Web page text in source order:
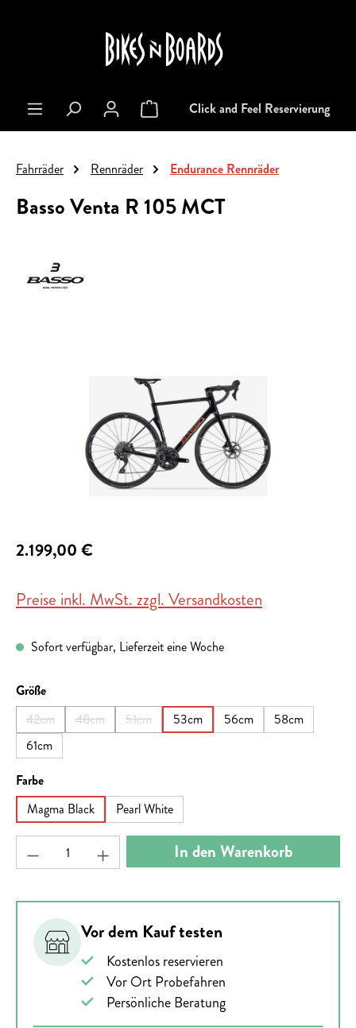
Warenkorb enthält 0 Positionen. Der
Click and Feel Reservierung
Fahrräder Rennräder Endurance Rennräder
Basso Venta R 105 MCT
2.199,00 €
Preise inkl. MwSt. zzgl. Versandkosten
Sofort verfügbar, Lieferzeit eine Woche
Größeauswählen
42cm
(Diese Option ist zurzeit nicht verfügbar.)
48cm
(Diese Option ist zurzeit nicht verfügbar.)
51cm
(Diese Option ist zurzeit nicht verfügbar.)
53cm 56cm
58cm
61cm
Farbeauswählen
Magma Black
Pearl White
Produkt Anzahl: Gib den gewünschten Wert ein
In den Warenkorb
Vor dem Kauf testen
Kostenlos reservieren
Vor Ort Probefahren
Persönliche Beratung